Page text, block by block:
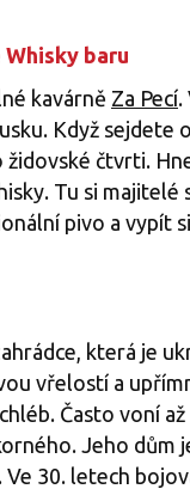
baru
kavárně Za Pecí.
Když
čtvrti.
Tu si majitelé
pivo a vypít
která je
vřelostí a
Často voní
Jeho dům
30. letech